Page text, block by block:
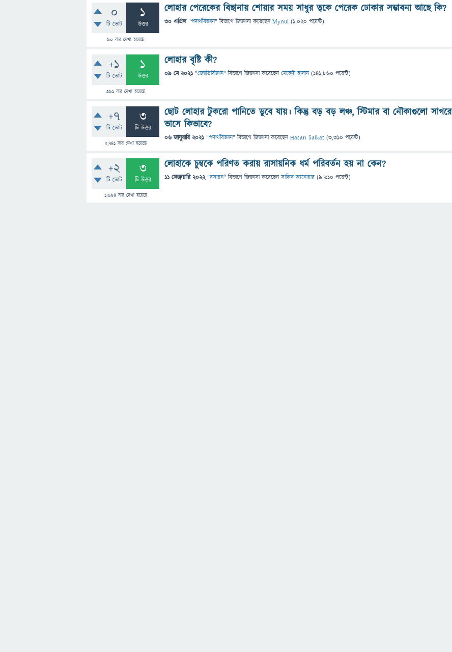
0
টি ভোট
1
উত্তর
90 বার দেখা হয়েছে
লোহার পেরেকের বিছানায় শোয়ার সময় সাধুর ত্বকে পেরেক ঢোকার সম্ভাবনা আছে কি?
30 এপ্রিল "পদার্থবিজ্ঞান" বিভাগে জিজ্ঞাসাকরেছেনMynul (1,020 পয়েন্ট)
+1
টি ভোট
1
উত্তর
391 বার দেখা হয়েছে
লোহার বৃষ্টি কী?
09 মে 2021 "জ্যোতির্বিজ্ঞান" বিভাগে জিজ্ঞাসাকরেছেনমেহেদী হাসান (141,860 পয়েন্ট)
+7
টি ভোট
3
টি উত্তর
2,741বার দেখা হয়েছে
ছোট লোহার টুকরো পানিতে ডুবে যায়। কিন্তু বড় বড় লঞ্চ, স্টিমার বা নৌকাগুলো সাগরে
ভাসে কিভাবে?
06 জানুয়ারি 2021 "পদার্থবিজ্ঞান" বিভাগে জিজ্ঞাসাকরেছেনHasan Saikat (3,310 পয়েন্ট)
+2
টি ভোট
3
টি উত্তর
1,694বার দেখা হয়েছে
লোহাকে চুম্বকে পরিণত করায় রাসায়নিক ধর্ম পরিবর্তন হয় না কেন?
11 ফেব্রুয়ারি 2022 "রসায়ন" বিভাগে জিজ্ঞাসাকরেছেনসাকিব আনোয়ার (9,610 পয়েন্ট)